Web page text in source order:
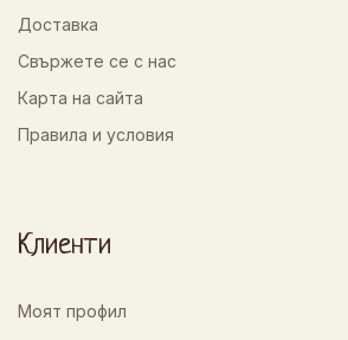
Доставка
Свържете се с нас
Карта на сайта
Правила и условия
Клиенти
Моят профил